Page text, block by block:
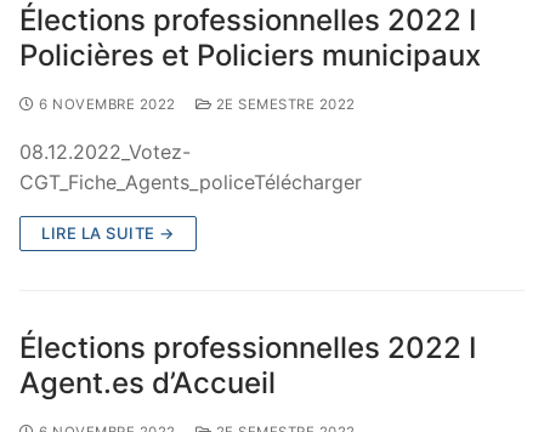
Élections professionnelles 2022 I
Policières et Policiers municipaux
6 NOVEMBRE 2022 2E SEMESTRE 2022
08.12.2022_Votez-
CGT_Fiche_Agents_policeTélécharger
LIRE LA SUITE →
Élections professionnelles 2022 I
Agent.es d’Accueil